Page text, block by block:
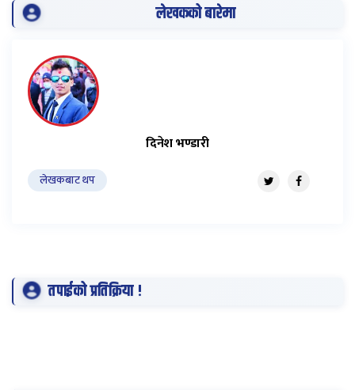
लेखकको बारेमा
दिनेश भण्डारी
लेखकबाट थप
तपाईको प्रतिक्रिया !